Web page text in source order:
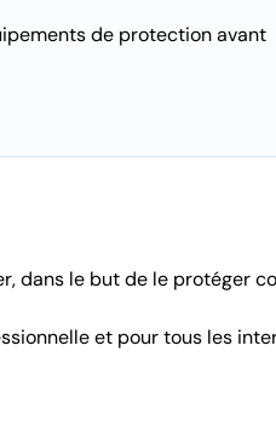
de protection avant
dans le but de le protéger
et pour tous les